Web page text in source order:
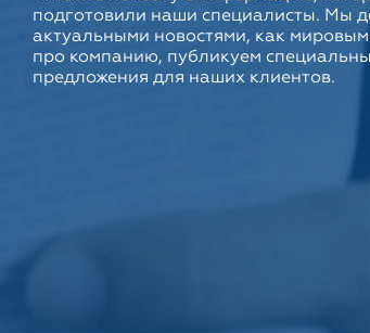
подготовили наши специалисты. Мы
актуальными новостями, как
про компанию, публикуем
предложения для наших клиентов.